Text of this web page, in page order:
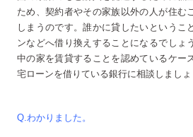
ため、契約者やその家族以外の人が住む
しまうのです。誰かに貸したいというこ
ンなどへ借り換えすることになるでしょ
中の家を賃貸することを認めているケー
宅ローンを借りている銀行に相談しましょ
Q.わかりました。